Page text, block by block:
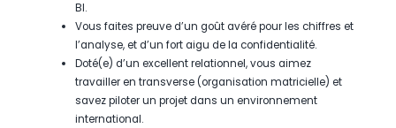
BI.
Vous faites preuve d’un goût avéré pour les chiffres et
l’analyse, et d’un fort aigu de la confidentialité.
Doté(e) d’un excellent relationnel, vous aimez
travailler en transverse (organisation matricielle) et
savez piloter un projet dans un environnement
international.